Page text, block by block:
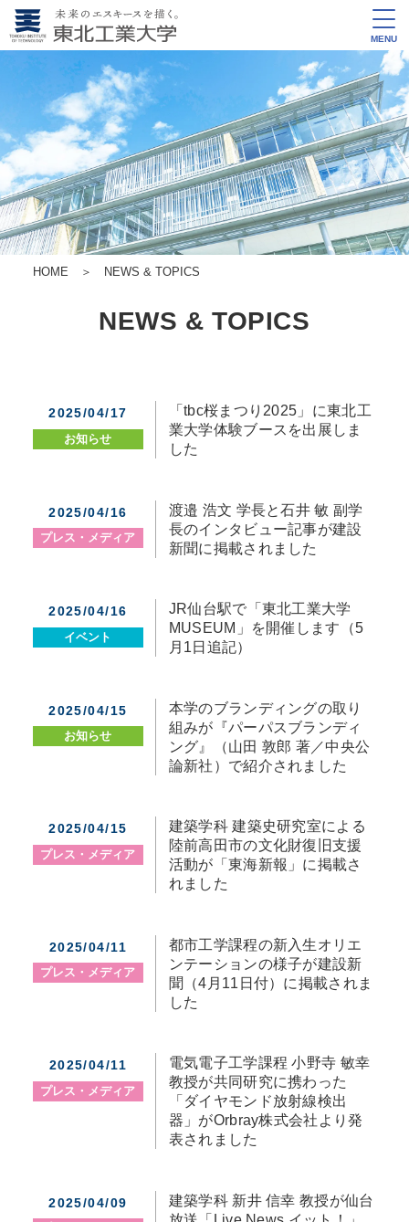
MENU
HOME ＞ NEWS & TOPICS
NEWS & TOPICS
2025/04/17
お知らせ
「tbc桜まつり2025」に東北工
業大学体験ブースを出展しま
した
2025/04/16
プレス・メディア
渡邉 浩文 学長と石井 敏 副学
長のインタビュー記事が建設
新聞に掲載されました
2025/04/16
イベント
JR仙台駅で「東北工業大学
MUSEUM」を開催します（5
月1日追記）
2025/04/15
お知らせ
本学のブランディングの取り
組みが『パーパスブランディ
ング』（山田 敦郎 著／中央公
論新社）で紹介されました
2025/04/15
プレス・メディア
建築学科 建築史研究室による
陸前高田市の文化財復旧支援
活動が「東海新報」に掲載さ
れました
2025/04/11
プレス・メディア
都市工学課程の新入生オリエ
ンテーションの様子が建設新
聞（4月11日付）に掲載されま
した
2025/04/11
プレス・メディア
電気電子工学課程 小野寺 敏幸
教授が共同研究に携わった
「ダイヤモンド放射線検出
器」がOrbray株式会社より発
表されました
2025/04/09
建築学科 新井 信幸 教授が仙台